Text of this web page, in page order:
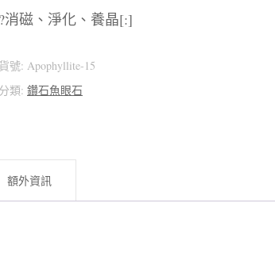
?消磁、淨化、養晶[:]
貨號: Apophyllite-15
分類: 鑽石魚眼石
額外資訊